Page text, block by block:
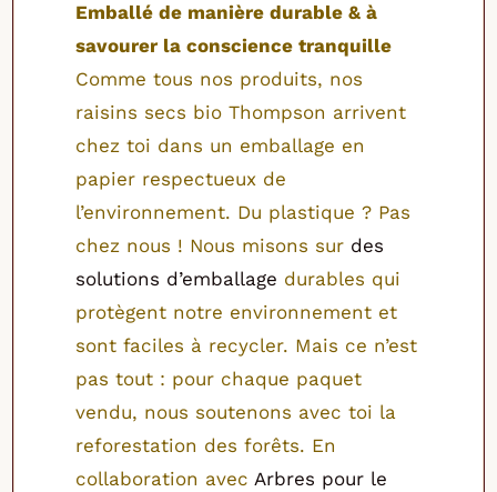
Emballé de manière durable & à
savourer la conscience tranquille
Comme tous nos produits, nos
raisins secs bio Thompson arrivent
chez toi dans un emballage en
papier respectueux de
l’environnement. Du plastique ? Pas
chez nous ! Nous misons sur des
solutions d’emballage durables qui
protègent notre environnement et
sont faciles à recycler. Mais ce n’est
pas tout : pour chaque paquet
vendu, nous soutenons avec toi la
reforestation des forêts. En
collaboration avecArbres pour le